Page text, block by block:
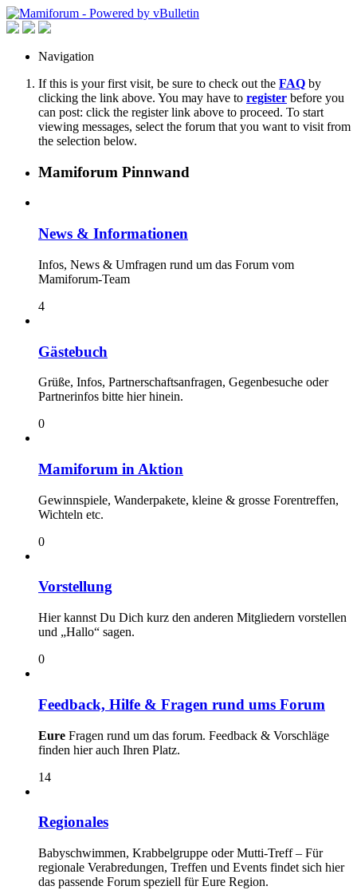
Navigation
If this is your first visit, be sure to check out the FAQ by
clicking the link above. You may have to register before you
can post: click the register link above to proceed. To start
viewing messages, select the forum that you want to visit from
the selection below.
Mamiforum Pinnwand
News & Informationen
Infos, News & Umfragen rund um das Forum vom
Mamiforum-Team
4
Gästebuch
Grüße, Infos, Partnerschaftsanfragen, Gegenbesuche oder
Partnerinfos bitte hier hinein.
0
Mamiforum in Aktion
Gewinnspiele, Wanderpakete, kleine & grosse Forentreffen,
Wichteln etc.
0
Vorstellung
Hier kannst Du Dich kurz den anderen Mitgliedern vorstellen
und „Hallo“ sagen.
0
Feedback, Hilfe & Fragen rund ums Forum
Eure Fragen rund um das forum. Feedback & Vorschläge
finden hier auch Ihren Platz.
14
Regionales
Babyschwimmen, Krabbelgruppe oder Mutti-Treff – Für
regionale Verabredungen, Treffen und Events findet sich hier
das passende Forum speziell für Eure Region.